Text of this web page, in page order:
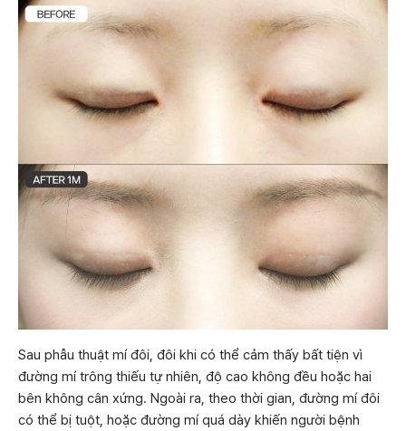
Sau phẫu thuật mí đôi, đôi khi có thể cảm thấy bất tiện vì
đường mí trông thiếu tự nhiên, độ cao không đều hoặc hai
bên không cân xứng. Ngoài ra, theo thời gian, đường mí đôi
có thể bị tuột, hoặc đường mí quá dày khiến người bệnh